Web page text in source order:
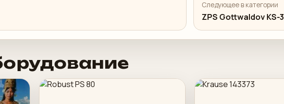
Следующее в категории
ZPS Gottwaldov KS-3